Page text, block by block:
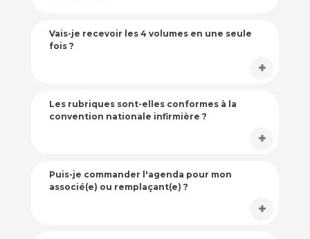
Vais-je recevoir les 4 volumes en une seule
fois ?
Les rubriques sont-elles conformes à la
convention nationale infirmière ?
Puis-je commander l'agenda pour mon
associé(e) ou remplaçant(e) ?